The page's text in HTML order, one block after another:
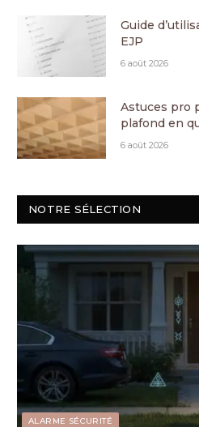
Guide
EJP
6 août 2026
Astuces pro
plafond en
6 août 2026
NOTRE SÉLECTION
ALARME SÉCURITÉ